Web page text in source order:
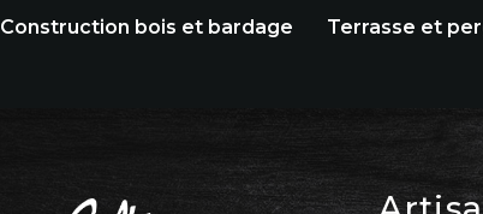
Construction bois et bardage Terrasse et